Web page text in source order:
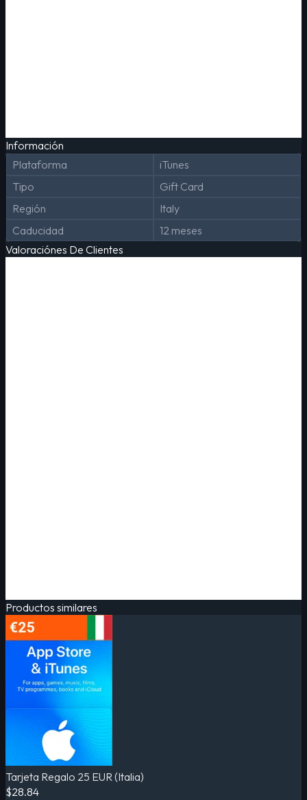
Información
Plataforma
iTunes
Tipo
Gift Card
Región
Italy
Caducidad
12 meses
Valoraciónes De Clientes
Productos similares
Tarjeta Regalo 25 EUR (Italia)
$28.84